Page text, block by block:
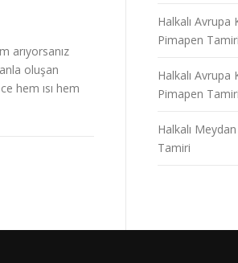
arıyorsanız
oluşan
hem ısı hem
Halkalı Avrupa
Pimapen Tamiri
Halkalı Avrupa
Pimapen Tamiri
Halkalı
Tamiri